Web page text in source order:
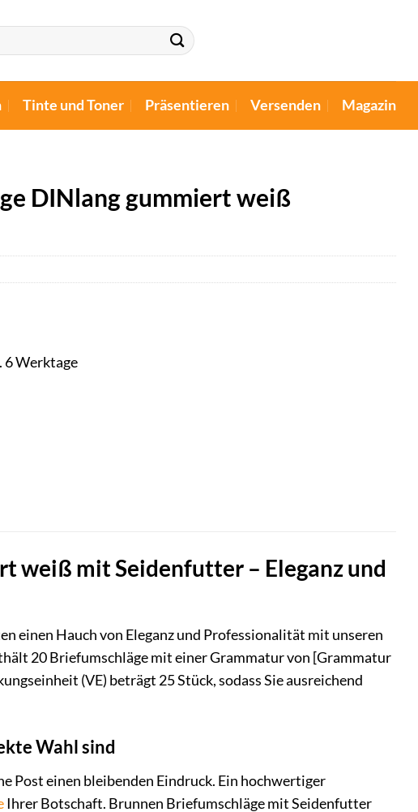
Tinte und Toner Präsentieren Versenden Magazin
DINlang gummiert weiß
6 Werktage
weiß mit Seidenfutter – Eleganz und
einen Hauch von Eleganz und Professionalität mit unseren
20 Briefumschläge mit einer Grammatur von [Grammatur
(VE) beträgt 25 Stück, sodass Sie ausreichend
Wahl sind
Post einen bleibenden Eindruck. Ein hochwertiger
Ihrer Botschaft. Brunnen Briefumschläge mit Seidenfutter